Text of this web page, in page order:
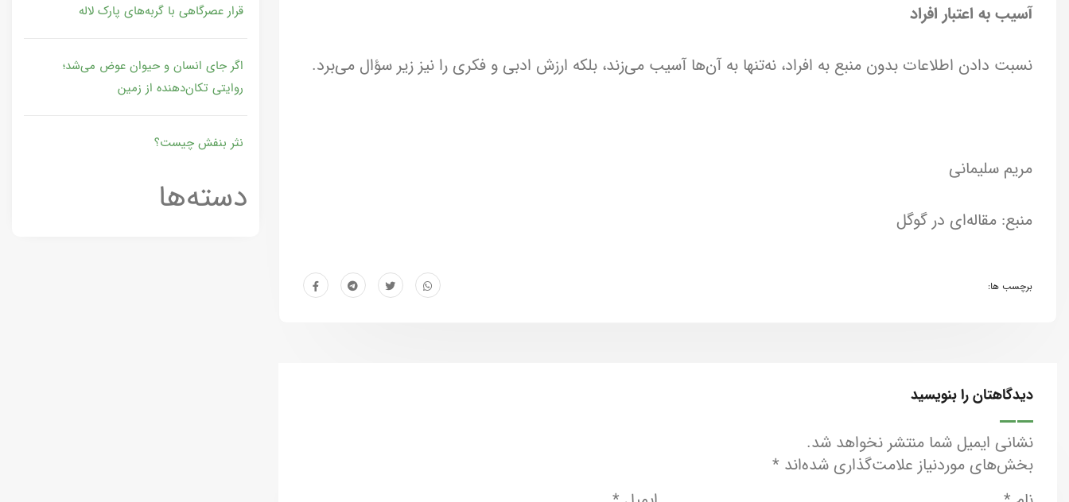
آسیب به اعتبار افراد
نسبت دادن اطلاعات بدون منبع به افراد، نه‌تنها به آن‌ها آسیب می‌زند، بلکه ارزش ادبی و فکری را نیز زیر سؤال می‌برد.
مریم سلیمانی
منبع: مقاله‌ای در گوگل
برچسب ها:
دیدگاهتان را بنویسید
نشانی ایمیل شما منتشر نخواهد شد.
بخش‌های موردنیاز علامت‌گذاری شده‌اند *
قرار عصرگاهی با گربه‌های پارک لاله
اگر جای انسان و حیوان عوض می‌شد؛
روایتی تکان‌دهنده از زمین
نثر بنفش چیست؟
دسته‌ها